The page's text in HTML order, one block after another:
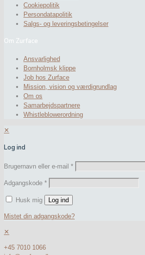
Cookiepolitik
Persondatapolitik
Salgs- og leveringsbetingelser
Om Zurface
Ansvarlighed
Bornholmsk klippe
Job hos Zurface
Mission, vision og værdigrundlag
Om os
Samarbejdspartnere
Whistleblowerordning
✕
Log ind
Brugernavn eller e-mail *
Adgangskode *
Husk mig Log ind
Mistet din adgangskode?
✕
+45 7010 1066